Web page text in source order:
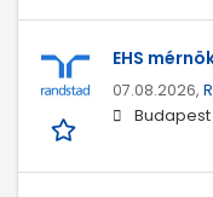
EHS
07.08.2026,
Budapest